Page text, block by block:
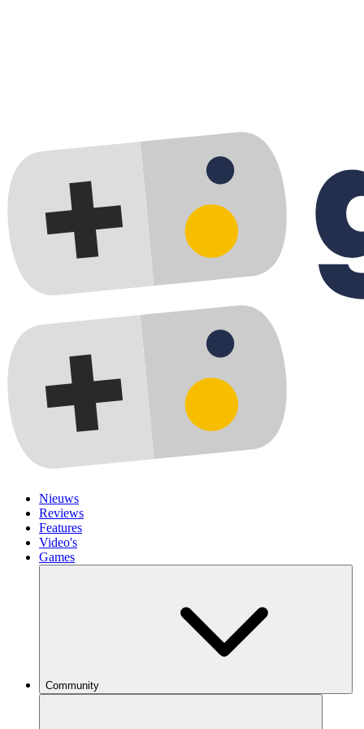
Nieuws
Reviews
Features
Video's
Games
Community